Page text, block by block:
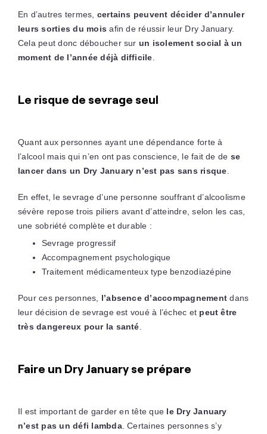
En d’autres termes, certains peuvent décider d’annuler
leurs sorties du mois afin de réussir leur Dry January.
Cela peut donc déboucher sur un isolement social à un
moment de l’année déjà difficile
Le risque de sevrage seul
Quant aux personnes ayant une dépendance forte à
l’alcool mais qui n’en ont pas conscience, le fait de de se
lancer dans un Dry January n’est pas sans risque
En effet, le sevrage d’une personne souffrant d’alcoolisme
sévère repose trois piliers avant d’atteindre, selon les cas,
une sobriété complète et durable :
Sevrage progressif
Accompagnement psychologique
Traitement médicamenteux type benzodiazépine
Pour ces personnes, l’absence d’accompagnement dans
leur décision de sevrage est voué à l’échec et peut être
très dangereux pour la santé
Faire un Dry January se prépare
Il est important de garder en tête que le Dry January
n’est pas un défi lambda. Certaines personnes s’y